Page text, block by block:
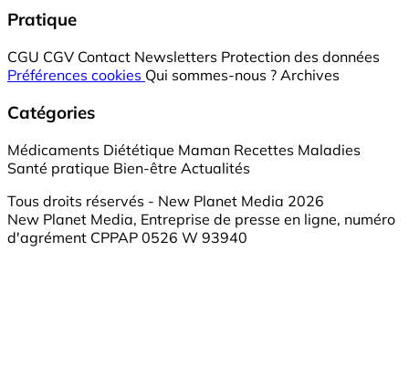
Pratique
CGU CGV Contact Newsletters Protection des données
Préférences cookies Qui sommes-nous ? Archives
Catégories
Médicaments Diététique Maman Recettes Maladies
Santé pratique Bien-être Actualités
Tous droits réservés - New Planet Media 2026
New Planet Media, Entreprise de presse en ligne, numéro
d'agrément CPPAP 0526 W 93940